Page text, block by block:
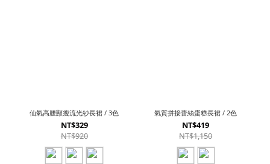
仙氣高腰顯瘦流光紗長裙 / 3色
NT$329
NT$920
氣質拼接蕾絲蛋糕長裙 / 2色
NT$419
NT$1,150